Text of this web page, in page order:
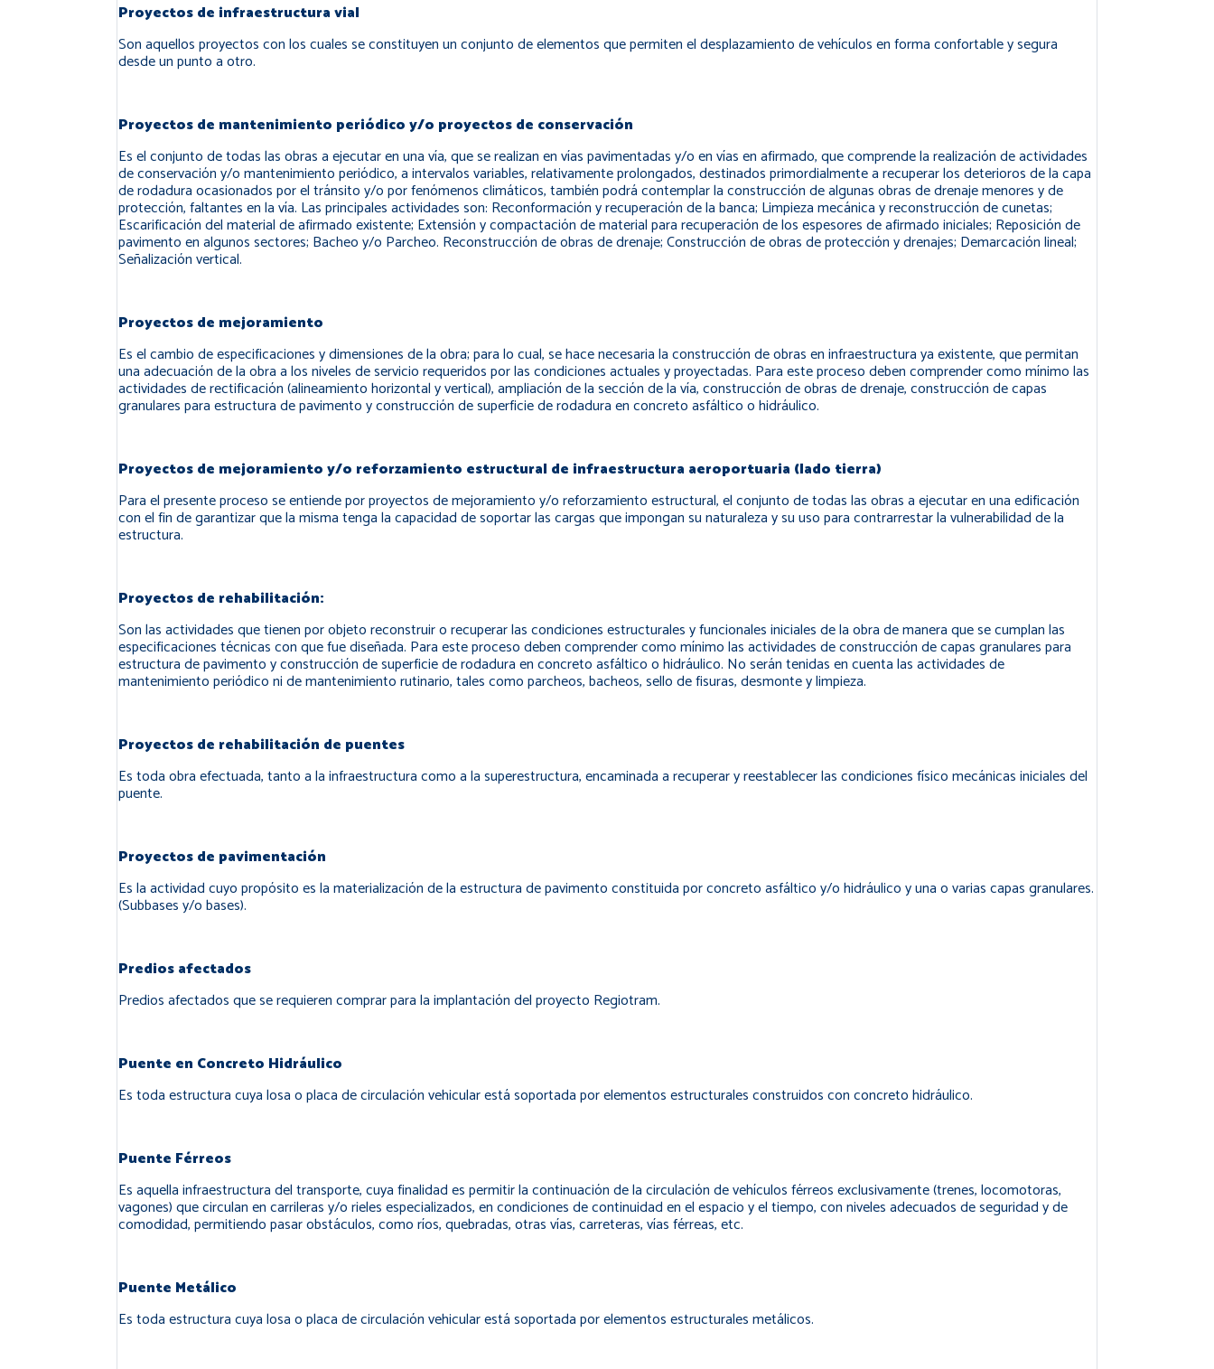
Proyectos de infraestructura vial
Son aquellos proyectos con los cuales se constituyen un conjunto de elementos que permiten el desplazamiento de vehículos en forma confortable y segura
desde un punto a otro.
Proyectos de mantenimiento periódico y/o proyectos de conservación
Es el conjunto de todas las obras a ejecutar en una vía, que se realizan en vías pavimentadas y/o en vías en afirmado, que comprende la realización de actividades
de conservación y/o mantenimiento periódico, a intervalos variables, relativamente prolongados, destinados primordialmente a recuperar los deterioros de la capa
de rodadura ocasionados por el tránsito y/o por fenómenos climáticos, también podrá contemplar la construcción de algunas obras de drenaje menores y de
protección, faltantes en la vía. Las principales actividades son: Reconformación y recuperación de la banca; Limpieza mecánica y reconstrucción de cunetas;
Escarificación del material de afirmado existente; Extensión y compactación de material para recuperación de los espesores de afirmado iniciales; Reposición de
pavimento en algunos sectores; Bacheo y/o Parcheo. Reconstrucción de obras de drenaje; Construcción de obras de protección y drenajes; Demarcación lineal;
Señalización vertical.
Proyectos de mejoramiento
Es el cambio de especificaciones y dimensiones de la obra; para lo cual, se hace necesaria la construcción de obras en infraestructura ya existente, que permitan
una adecuación de la obra a los niveles de servicio requeridos por las condiciones actuales y proyectadas. Para este proceso deben comprender como mínimo las
actividades de rectificación (alineamiento horizontal y vertical), ampliación de la sección de la vía, construcción de obras de drenaje, construcción de capas
granulares para estructura de pavimento y construcción de superficie de rodadura en concreto asfáltico o hidráulico.
Proyectos de mejoramiento y/o reforzamiento estructural de infraestructura aeroportuaria (lado tierra)
Para el presente proceso se entiende por proyectos de mejoramiento y/o reforzamiento estructural, el conjunto de todas las obras a ejecutar en una edificación
con el fin de garantizar que la misma tenga la capacidad de soportar las cargas que impongan su naturaleza y su uso para contrarrestar la vulnerabilidad de la
estructura.
Proyectos de rehabilitación:
Son las actividades que tienen por objeto reconstruir o recuperar las condiciones estructurales y funcionales iniciales de la obra de manera que se cumplan las
especificaciones técnicas con que fue diseñada. Para este proceso deben comprender como mínimo las actividades de construcción de capas granulares para
estructura de pavimento y construcción de superficie de rodadura en concreto asfáltico o hidráulico. No serán tenidas en cuenta las actividades de
mantenimiento periódico ni de mantenimiento rutinario, tales como parcheos, bacheos, sello de fisuras, desmonte y limpieza.
Proyectos de rehabilitación de puentes
Es toda obra efectuada, tanto a la infraestructura como a la superestructura, encaminada a recuperar y reestablecer las condiciones físico mecánicas iniciales del
puente.
Proyectos de pavimentación
Es la actividad cuyo propósito es la materialización de la estructura de pavimento constituida por concreto asfáltico y/o hidráulico y una o varias capas granulares.
(Subbases y/o bases).
Predios afectados
Predios afectados que se requieren comprar para la implantación del proyecto Regiotram.
Puente en Concreto Hidráulico
Es toda estructura cuya losa o placa de circulación vehicular está soportada por elementos estructurales construidos con concreto hidráulico.
Puente Férreos
Es aquella infraestructura del transporte, cuya finalidad es permitir la continuación de la circulación de vehículos férreos exclusivamente (trenes, locomotoras,
vagones) que circulan en carrileras y/o rieles especializados, en condiciones de continuidad en el espacio y el tiempo, con niveles adecuados de seguridad y de
comodidad, permitiendo pasar obstáculos, como ríos, quebradas, otras vías, carreteras, vías férreas, etc.
Puente Metálico
Es toda estructura cuya losa o placa de circulación vehicular está soportada por elementos estructurales metálicos.